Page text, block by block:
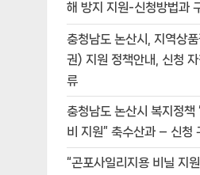
해 방지 지원-신청방법과
충청남도 논산시, 지역상
권) 지원 정책안내, 신청
류
충청남도 논산시 복지정책
비 지원” 축수산과 – 신청
“곤포사일리지용 비닐 지